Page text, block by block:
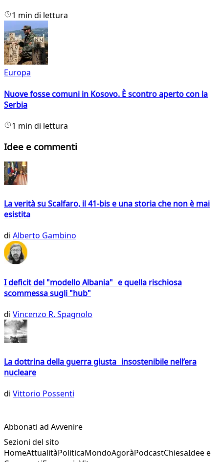
1 min di lettura
Europa
Nuove fosse comuni in Kosovo. È scontro aperto con la
Serbia
1 min di lettura
Idee e commenti
La verità su Scalfaro, il 41-bis e una storia che non è mai
esistita
di Alberto Gambino
I deficit del "modello Albania" e quella rischiosa
scommessa sugli "hub"
di Vincenzo R. Spagnolo
La dottrina della guerra giusta insostenibile nell’era
nucleare
di Vittorio Possenti
Abbonati ad Avvenire
Sezioni del sito
HomeAttualitàPoliticaMondoAgoràPodcastChiesaIdee e